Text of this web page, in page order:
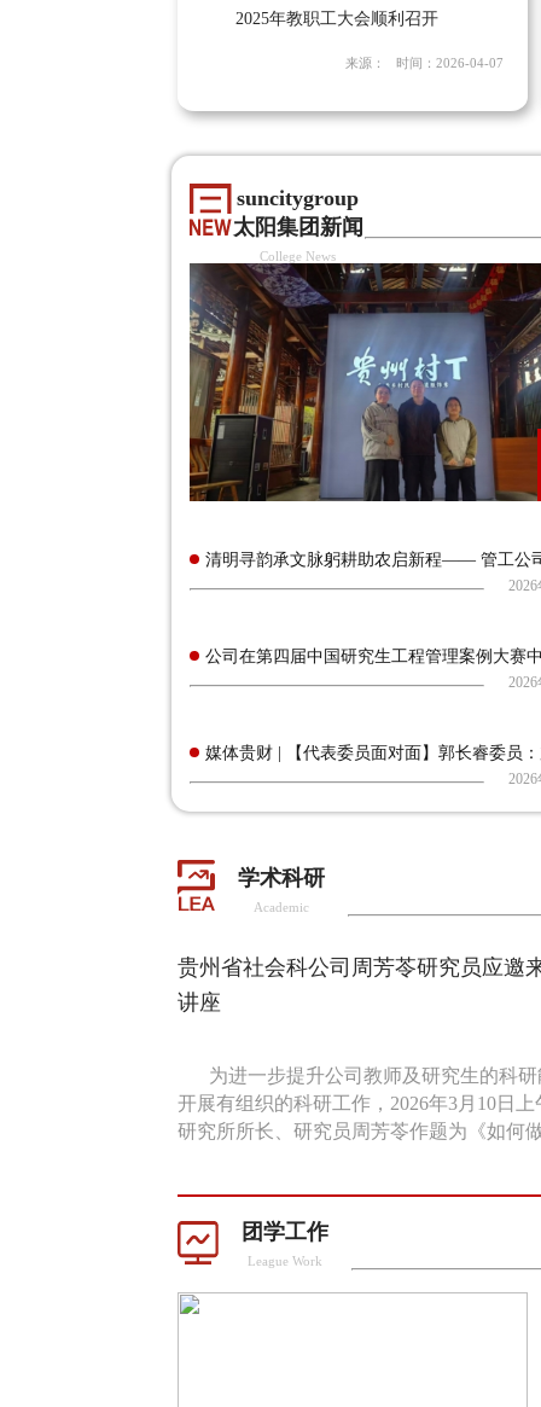
2025年教职工大会顺利召开
来源： 时间：2026-04-07
suncitygroup
太阳集团新闻
College News
清明寻韵承文脉躬耕助农启新程—— 管工公
公司在第四届中国研究生工程管理案例大赛
媒体贵财 | 【代表委员面对面】郭长睿委员
学术科研
Academic
贵州省社会科公司周芳苓研究员应邀
讲座
为进一步提升公司教师及研究生的科
开展有组织的科研工作，2026年3月10日
研究所所长、研究员周芳苓作题为《如何
团学工作
League Work